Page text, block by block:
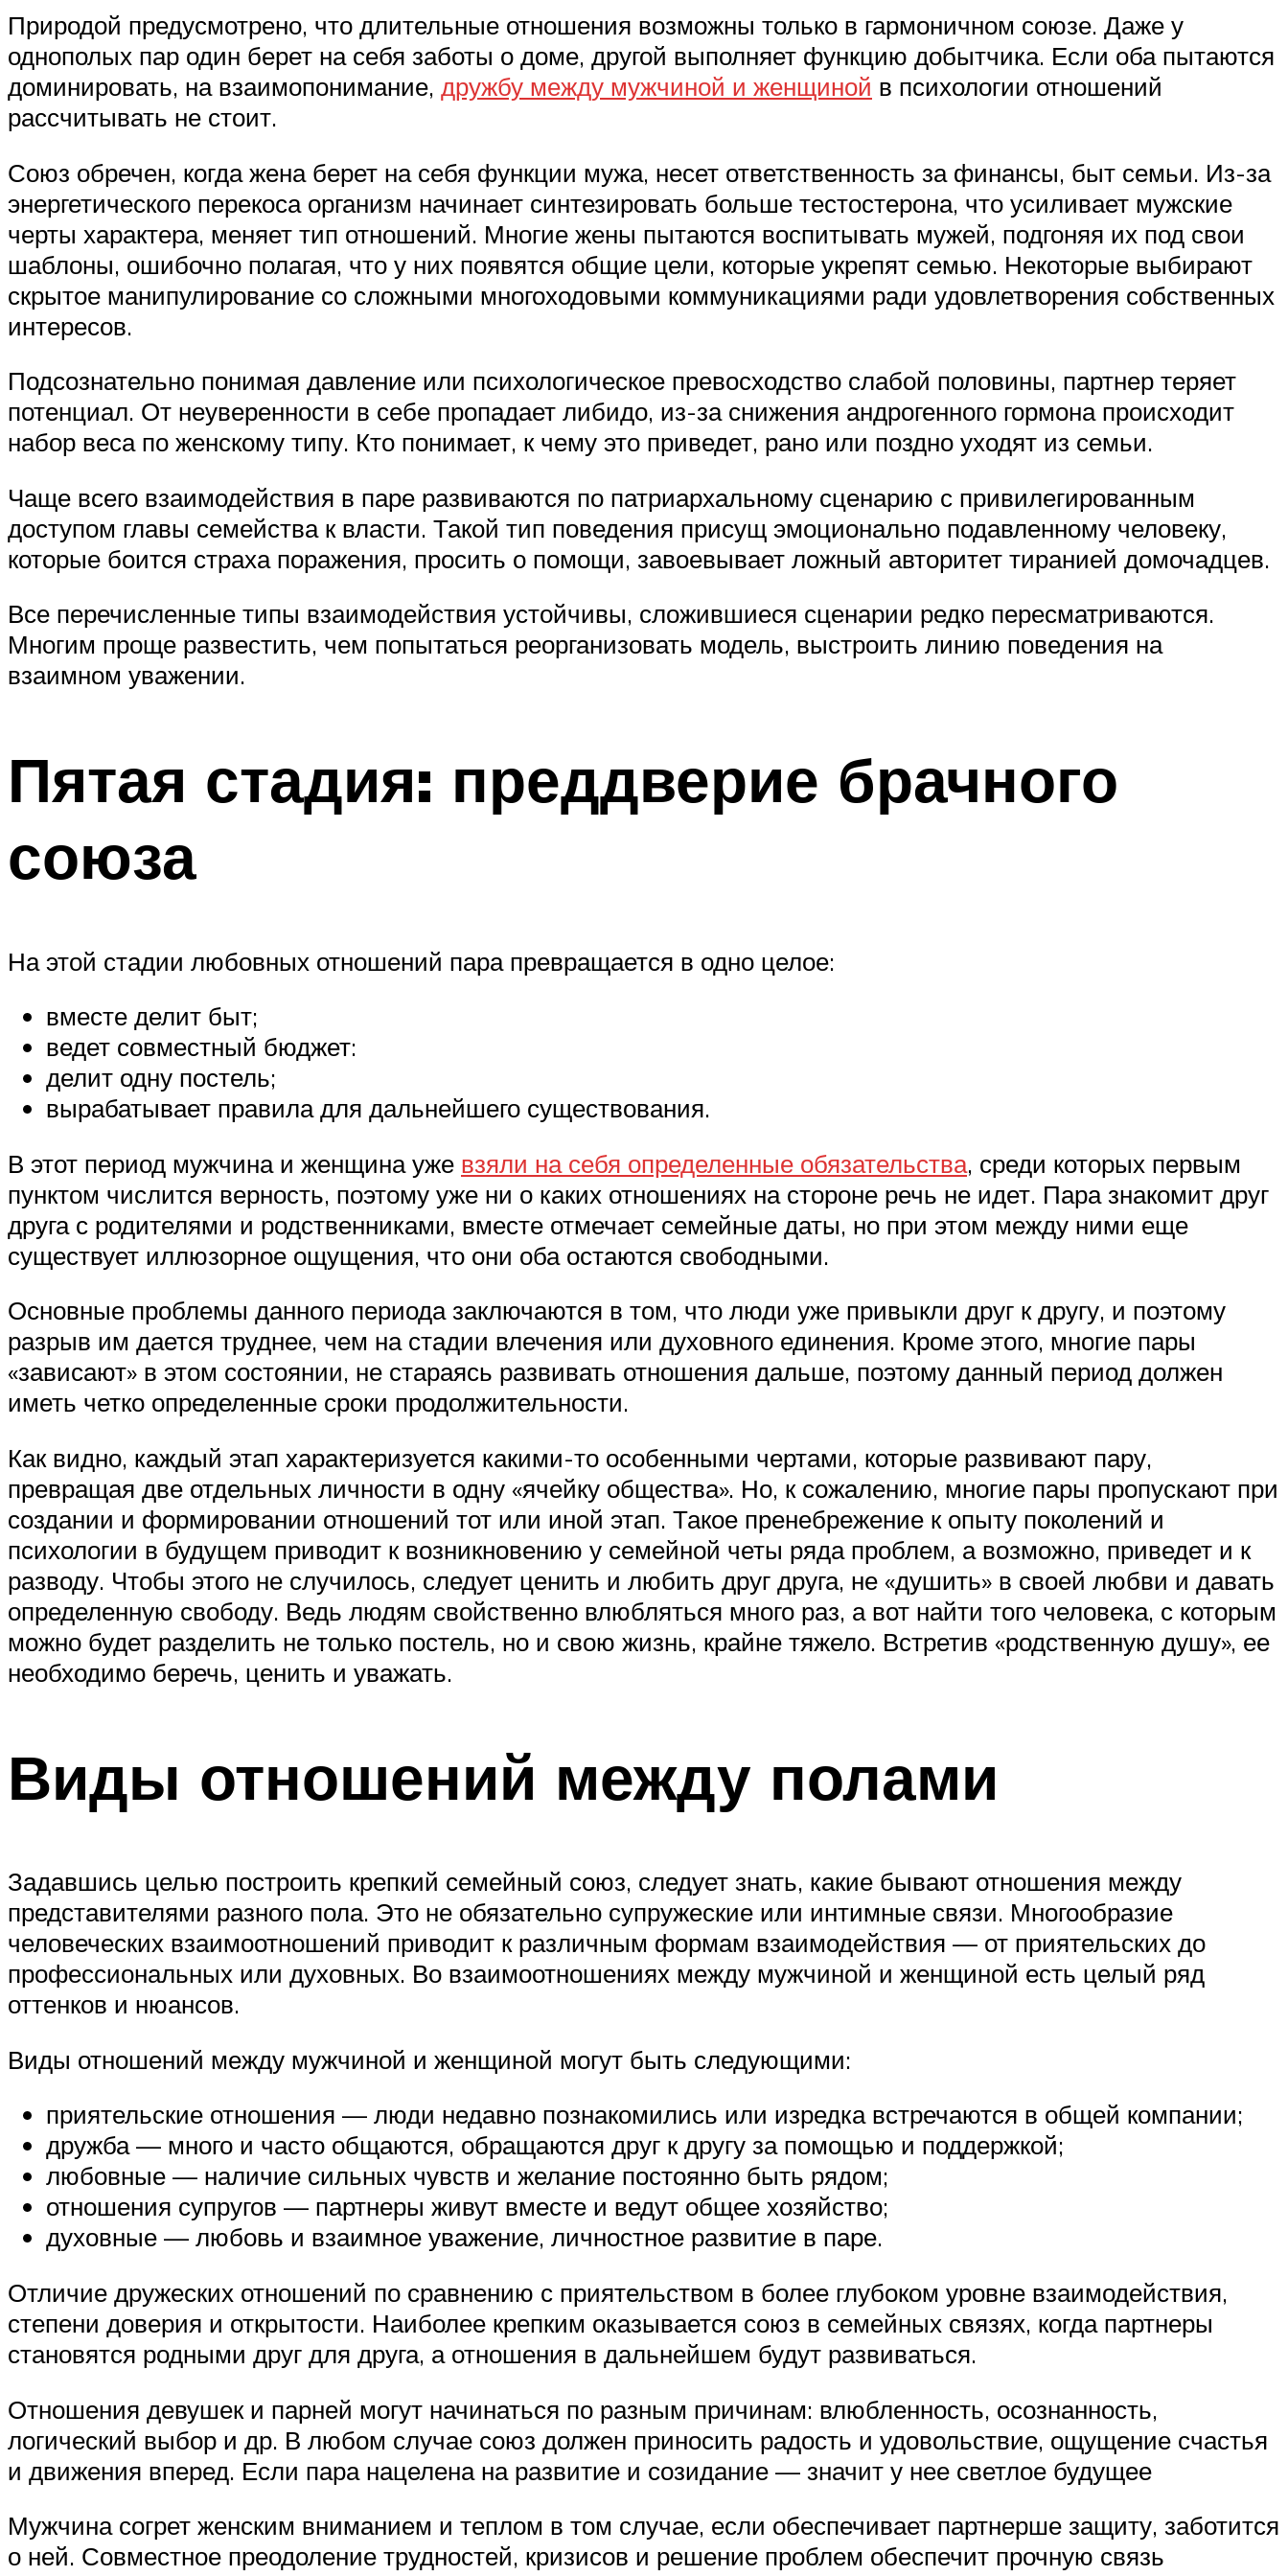
Природой предусмотрено, что длительные отношения возможны только в гармоничном союзе. Даже у
однополых пар один берет на себя заботы о доме, другой выполняет функцию добытчика. Если оба пытаются
доминировать, на взаимопонимание, дружбу между мужчиной и женщиной в психологии отношений
рассчитывать не стоит.
Союз обречен, когда жена берет на себя функции мужа, несет ответственность за финансы, быт семьи. Из-за
энергетического перекоса организм начинает синтезировать больше тестостерона, что усиливает мужские
черты характера, меняет тип отношений. Многие жены пытаются воспитывать мужей, подгоняя их под свои
шаблоны, ошибочно полагая, что у них появятся общие цели, которые укрепят семью. Некоторые выбирают
скрытое манипулирование со сложными многоходовыми коммуникациями ради удовлетворения собственных
интересов.
Подсознательно понимая давление или психологическое превосходство слабой половины, партнер теряет
потенциал. От неуверенности в себе пропадает либидо, из-за снижения андрогенного гормона происходит
набор веса по женскому типу. Кто понимает, к чему это приведет, рано или поздно уходят из семьи.
Чаще всего взаимодействия в паре развиваются по патриархальному сценарию с привилегированным
доступом главы семейства к власти. Такой тип поведения присущ эмоционально подавленному человеку,
которые боится страха поражения, просить о помощи, завоевывает ложный авторитет тиранией домочадцев.
Все перечисленные типы взаимодействия устойчивы, сложившиеся сценарии редко пересматриваются.
Многим проще развестить, чем попытаться реорганизовать модель, выстроить линию поведения на
взаимном уважении.
Пятая стадия: преддверие брачного
союза
На этой стадии любовных отношений пара превращается в одно целое:
вместе делит быт;
ведет совместный бюджет:
делит одну постель;
вырабатывает правила для дальнейшего существования.
В этот период мужчина и женщина уже взяли на себя определенные обязательства, среди которых первым
пунктом числится верность, поэтому уже ни о каких отношениях на стороне речь не идет. Пара знакомит друг
друга с родителями и родственниками, вместе отмечает семейные даты, но при этом между ними еще
существует иллюзорное ощущения, что они оба остаются свободными.
Основные проблемы данного периода заключаются в том, что люди уже привыкли друг к другу, и поэтому
разрыв им дается труднее, чем на стадии влечения или духовного единения. Кроме этого, многие пары
«зависают» в этом состоянии, не стараясь развивать отношения дальше, поэтому данный период должен
иметь четко определенные сроки продолжительности.
Как видно, каждый этап характеризуется какими-то особенными чертами, которые развивают пару,
превращая две отдельных личности в одну «ячейку общества». Но, к сожалению, многие пары пропускают при
создании и формировании отношений тот или иной этап. Такое пренебрежение к опыту поколений и
психологии в будущем приводит к возникновению у семейной четы ряда проблем, а возможно, приведет и к
разводу. Чтобы этого не случилось, следует ценить и любить друг друга, не «душить» в своей любви и давать
определенную свободу. Ведь людям свойственно влюбляться много раз, а вот найти того человека, с которым
можно будет разделить не только постель, но и свою жизнь, крайне тяжело. Встретив «родственную душу», ее
необходимо беречь, ценить и уважать.
Виды отношений между полами
Задавшись целью построить крепкий семейный союз, следует знать, какие бывают отношения между
представителями разного пола. Это не обязательно супружеские или интимные связи. Многообразие
человеческих взаимоотношений приводит к различным формам взаимодействия — от приятельских до
профессиональных или духовных. Во взаимоотношениях между мужчиной и женщиной есть целый ряд
оттенков и нюансов.
Виды отношений между мужчиной и женщиной могут быть следующими:
приятельские отношения — люди недавно познакомились или изредка встречаются в общей компании;
дружба — много и часто общаются, обращаются друг к другу за помощью и поддержкой;
любовные — наличие сильных чувств и желание постоянно быть рядом;
отношения супругов — партнеры живут вместе и ведут общее хозяйство;
духовные — любовь и взаимное уважение, личностное развитие в паре.
Отличие дружеских отношений по сравнению с приятельством в более глубоком уровне взаимодействия,
степени доверия и открытости. Наиболее крепким оказывается союз в семейных связях, когда партнеры
становятся родными друг для друга, а отношения в дальнейшем будут развиваться.
Отношения девушек и парней могут начинаться по разным причинам: влюбленность, осознанность,
логический выбор и др. В любом случае союз должен приносить радость и удовольствие, ощущение счастья
и движения вперед. Если пара нацелена на развитие и созидание — значит у нее светлое будущее
Мужчина согрет женским вниманием и теплом в том случае, если обеспечивает партнерше защиту, заботится
о ней. Совместное преодоление трудностей, кризисов и решение проблем обеспечит прочную связь